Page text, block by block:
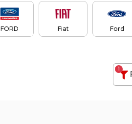
FORD Fiat Ford
1